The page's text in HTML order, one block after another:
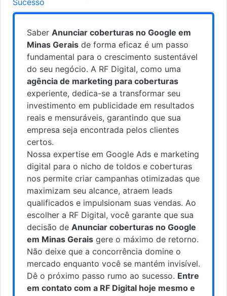
Saber Anunciar coberturas no Google em
Minas Gerais de forma eficaz é um passo
fundamental para o crescimento sustentável
do seu negócio. A RF Digital, como uma
agência de marketing para coberturas
experiente, dedica-se a transformar seu
investimento em publicidade em resultados
reais e mensuráveis, garantindo que sua
empresa seja encontrada pelos clientes
certos.
Nossa expertise em Google Ads e marketing
digital para o nicho de toldos e coberturas
nos permite criar campanhas otimizadas que
maximizam seu alcance, atraem leads
qualificados e impulsionam suas vendas. Ao
escolher a RF Digital, você garante que sua
decisão de Anunciar coberturas no Google
em Minas Gerais gere o máximo de retorno.
Não deixe que a concorrência domine o
mercado enquanto você se mantém invisível.
Dê o próximo passo rumo ao sucesso. Entre
em contato com a RF Digital hoje mesmo e